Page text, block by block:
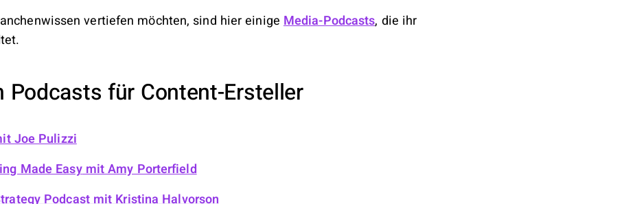
vertiefen möchten, sind hier einige Media-Podcasts, die ihr
Podcasts für Content-Ersteller
Joe Pulizzi
Made Easymit Amy Porterfield
Podcastmit Kristina Halvorson